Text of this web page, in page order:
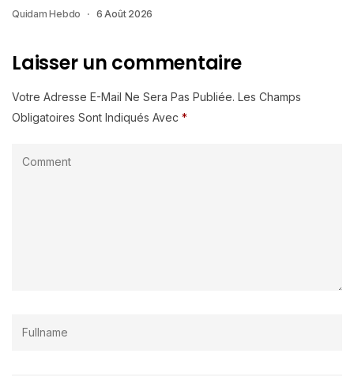
Quidam Hebdo 6 Août 2026
Laisser un commentaire
Votre Adresse E-Mail Ne Sera Pas Publiée. Les Champs
Obligatoires Sont Indiqués Avec *